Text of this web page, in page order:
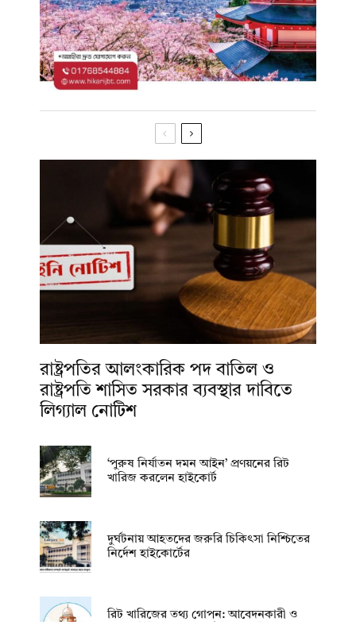
রাষ্ট্রপতির আলংকারিক পদ বাতিল ও
রাষ্ট্রপতি শাসিত সরকার ব্যবস্থার দাবিতে
লিগ্যাল নোটিশ
‘পুরুষ নির্যাতন দমন আইন’ প্রণয়নের রিট
খারিজ করলেন হাইকোর্ট
দুর্ঘটনায় আহতদের জরুরি চিকিৎসা নিশ্চিতের
নির্দেশ হাইকোর্টের
রিট খারিজের তথ্য গোপন: আবেদনকারী ও